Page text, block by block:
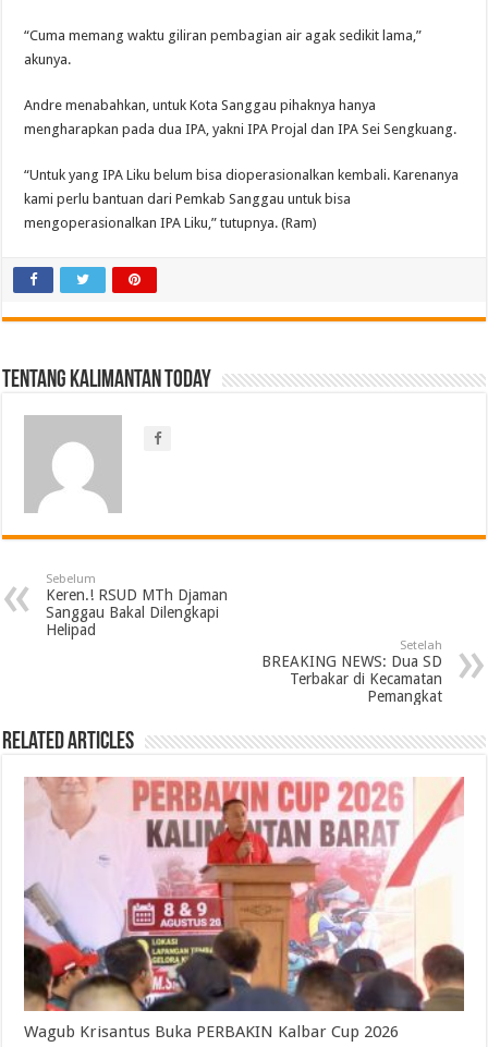
“Cuma memang waktu giliran pembagian air agak sedikit lama,”
akunya.
Andre menabahkan, untuk Kota Sanggau pihaknya hanya
mengharapkan pada dua IPA, yakni IPA Projal dan IPA Sei Sengkuang.
“Untuk yang IPA Liku belum bisa dioperasionalkan kembali. Karenanya
kami perlu bantuan dari Pemkab Sanggau untuk bisa
mengoperasionalkan IPA Liku,” tutupnya. (Ram)
Tentang Kalimantan Today
Sebelum
Keren.! RSUD MTh Djaman
Sanggau Bakal Dilengkapi
Helipad
Setelah
BREAKING NEWS: Dua SD
Terbakar di Kecamatan
Pemangkat
Related Articles
Wagub Krisantus Buka PERBAKIN Kalbar Cup 2026